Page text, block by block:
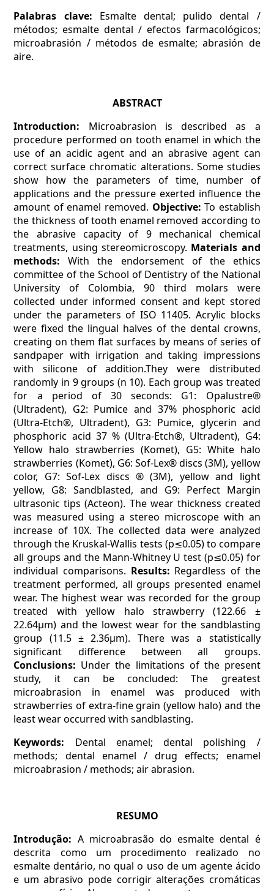
Palabras clave: Esmalte dental; pulido dental /
métodos; esmalte dental / efectos farmacológicos;
microabrasión / métodos de esmalte; abrasión de
aire.
ABSTRACT
Introduction: Microabrasion is described as a
procedure performed on tooth enamel in which the
use of an acidic agent and an abrasive agent can
correct surface chromatic alterations. Some studies
show how the parameters of time, number of
applications and the pressure exerted influence the
amount of enamel removed. Objective: To establish
the thickness of tooth enamel removed according to
the abrasive capacity of 9 mechanical chemical
treatments, using stereomicroscopy. Materials and
methods: With the endorsement of the ethics
committee of the School of Dentistry of the National
University of Colombia, 90 third molars were
collected under informed consent and kept stored
under the parameters of ISO 11405. Acrylic blocks
were fixed the lingual halves of the dental crowns,
creating on them flat surfaces by means of series of
sandpaper with irrigation and taking impressions
with silicone of addition.They were distributed
randomly in 9 groups (n 10). Each group was treated
for a period of 30 seconds: G1: Opalustre®
(Ultradent), G2: Pumice and 37% phosphoric acid
(Ultra-Etch®, Ultradent), G3: Pumice, glycerin and
phosphoric acid 37 % (Ultra-Etch®, Ultradent), G4:
Yellow halo strawberries (Komet), G5: White halo
strawberries (Komet), G6: Sof-Lex® discs (3M), yellow
color, G7: Sof-Lex discs ® (3M), yellow and light
yellow, G8: Sandblasted, and G9: Perfect Margin
ultrasonic tips (Acteon). The wear thickness created
was measured using a stereo microscope with an
increase of 10X. The collected data were analyzed
through the Kruskal-Wallis tests (p≤0.05) to compare
all groups and the Mann-Whitney U test (p≤0.05) for
individual comparisons. Results: Regardless of the
treatment performed, all groups presented enamel
wear. The highest wear was recorded for the group
treated with yellow halo strawberry (122.66 ±
22.64µm) and the lowest wear for the sandblasting
group (11.5 ± 2.36µm). There was a statistically
significant difference between all groups.
Conclusions: Under the limitations of the present
study, it can be concluded: The greatest
microabrasion in enamel was produced with
strawberries of extra-fine grain (yellow halo) and the
least wear occurred with sandblasting.
Keywords: Dental enamel; dental polishing /
methods; dental enamel / drug effects; enamel
microabrasion / methods; air abrasion.
RESUMO
Introdução: A microabrasão do esmalte dental é
descrita como um procedimento realizado no
esmalte dentário, no qual o uso de um agente ácido
e um abrasivo pode corrigir alterações cromáticas